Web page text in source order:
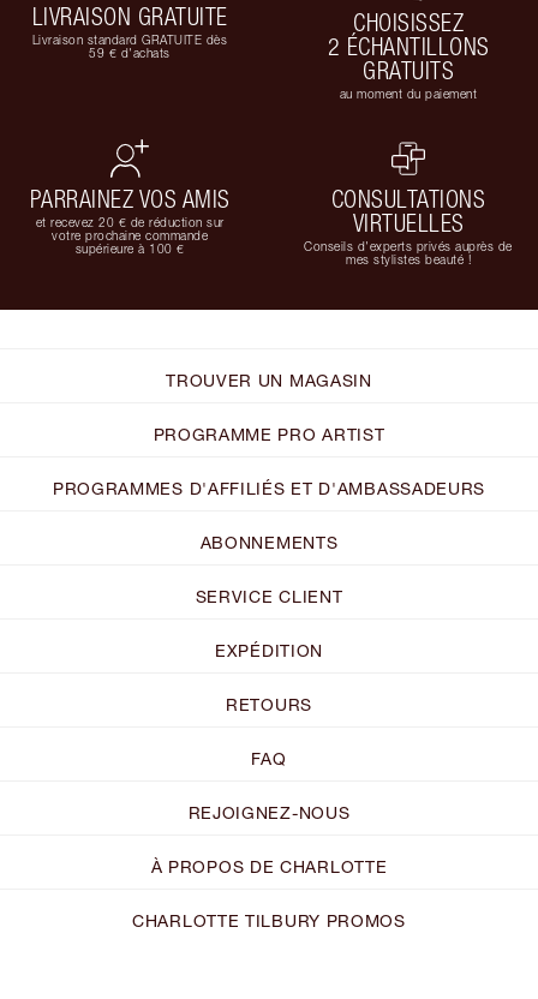
LIVRAISON GRATUITE
Livraison standard GRATUITE dès
59 € d'achats
CHOISISSEZ
2 ÉCHANTILLONS
GRATUITS
au moment du paiement
PARRAINEZ VOS AMIS
et recevez 20 € de réduction sur
votre prochaine commande
supérieure à 100 €
CONSULTATIONS
VIRTUELLES
Conseils d'experts privés auprès de
mes stylistes beauté !
TROUVER UN MAGASIN
PROGRAMME PRO ARTIST
PROGRAMMES D'AFFILIÉS ET D'AMBASSADEURS
ABONNEMENTS
SERVICE CLIENT
EXPÉDITION
RETOURS
FAQ
REJOIGNEZ-NOUS
À PROPOS DE CHARLOTTE
CHARLOTTE TILBURY PROMOS